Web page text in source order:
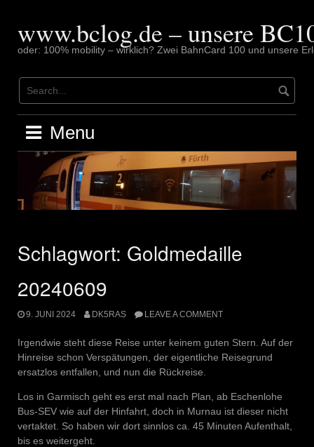
contentwww.bclog.de – unsere
oder: 100% mobility – wirklich? Zwei BahnCard 100 und unsere
Menu
Schlagwort: Goldmedaille
20240609
9. JUNI 2024 DK5RAS LEAVE A COMMENT
Irgendwie steht diese Reise unter keinem guten Stern. Auf der
Hinreise schon Verspätungen, der eigentliche Reisegrund
ersatzlos entfallen, und nun die Rückreise.
Los in Garmisch geht es erst mal nach Plan, ab Eschenlohe
Bus-SEV wie auf der Hinfahrt, doch in Murnau ist dieser nicht
vertaktet. So haben wir dort sinnlos ca. 45 Minuten Aufenthalt,
bis es weitergeht.